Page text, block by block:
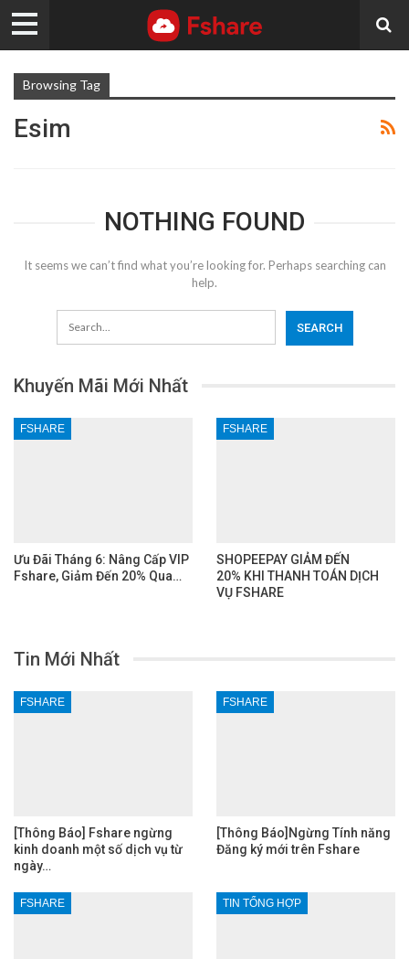
Browsing Tag
Esim
NOTHING FOUND
It seems we can’t find what you’re looking for. Perhaps searching can
help.
Khuyến Mãi Mới Nhất
FSHARE
Ưu Đãi Tháng 6: Nâng Cấp VIP
Fshare, Giảm Đến 20% Qua…
FSHARE
SHOPEEPAY GIẢM ĐẾN
20% KHI THANH TOÁN DỊCH
VỤ FSHARE
Tin Mới Nhất
FSHARE
[Thông Báo] Fshare ngừng
kinh doanh một số dịch vụ từ
ngày…
FSHARE
[Thông Báo]Ngừng Tính năng
Đăng ký mới trên Fshare
FSHARE TIN TỔNG HỢP